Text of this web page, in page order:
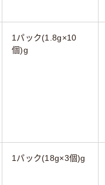
1パック(1.8g×10
個)g
1パック(18g×3個)g